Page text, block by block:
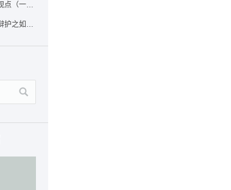
福州毒品辩护律师分享—代购毒品辩护观点（一）——“真假”之辩
福州毒品犯罪辩护律师分享—毒品犯罪辩护之如何提炼言辞证据